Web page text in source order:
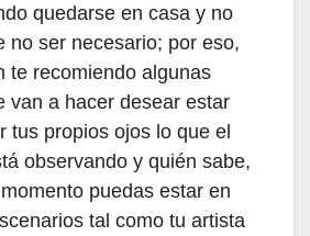
quedarse en casa y no
no ser necesario; por eso,
te recomiendo algunas
van a hacer desear estar
tus propios ojos lo que el
observando y quién sabe,
puedas estar en
tal como tu artista